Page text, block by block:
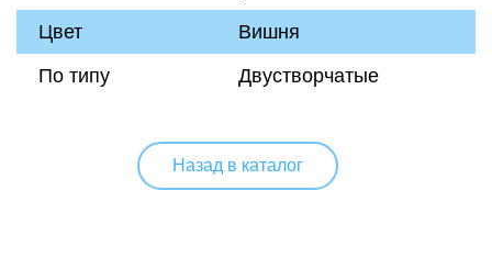
Цвет
Вишня
По типу
Двустворчатые
Назад в каталог